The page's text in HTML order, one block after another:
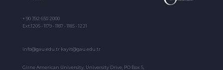
+ 90 392 650 2000
Ext:1205 - 1179 - 1187 - 1185 - 1221
info@gau.edu.tr kayit@gau.edu.tr
Girne American University, University Drive, PO Box 5,